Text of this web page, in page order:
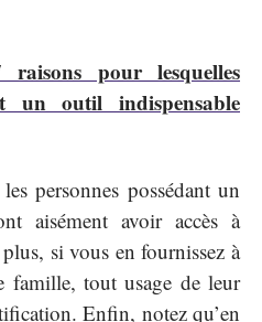
raisons pour lesquelles
un outil indispensable
personnes possédant un
aisément avoir accès à
si vous en fournissez à
famille, tout usage de leur
Enfin, notez qu’en